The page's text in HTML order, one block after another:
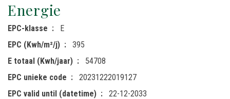
Energie
EPC-klasse
E
EPC (Kwh/m²/j)
395
E totaal (Kwh/jaar)
54708
EPC unieke code
20231222019127
EPC valid until (datetime)
22-12-2033